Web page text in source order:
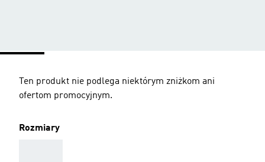
Ten produkt nie podlega niektórym zniżkom ani
ofertom promocyjnym.
Rozmiary